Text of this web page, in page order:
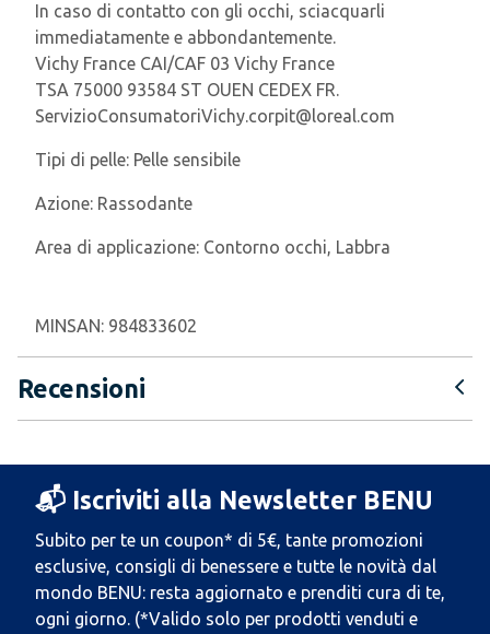
In caso di contatto con gli occhi, sciacquarli
immediatamente e abbondantemente.
Vichy France CAI/CAF 03 Vichy France
TSA 75000 93584 ST OUEN CEDEX FR.
ServizioConsumatoriVichy.corpit@loreal.com
Tipi di pelle: Pelle sensibile
Azione: Rassodante
Area di applicazione: Contorno occhi, Labbra
MINSAN: 984833602
Recensioni
📬 Iscriviti alla Newsletter BENU
Subito per te un coupon* di 5€, tante promozioni
esclusive, consigli di benessere e tutte le novità dal
mondo BENU: resta aggiornato e prenditi cura di te,
ogni giorno. (*Valido solo per prodotti venduti e